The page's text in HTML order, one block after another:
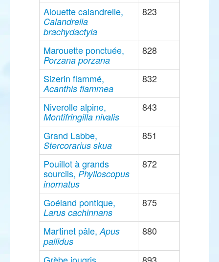
Alouette calandrelle,
Calandrella
brachydactyla
823
Marouette ponctuée,
Porzana porzana
828
Sizerin flammé,
Acanthis flammea
832
Niverolle alpine,
Montifringilla nivalis
843
Grand Labbe,
Stercorarius skua
851
Pouillot à grands
sourcils, Phylloscopus
inornatus
872
Goéland pontique,
Larus cachinnans
875
Martinet pâle,Apus
pallidus
880